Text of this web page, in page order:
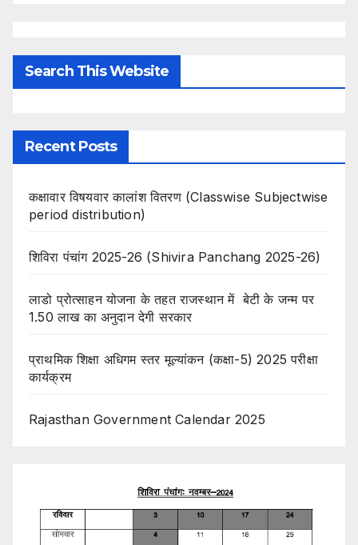
Search This Website
Recent Posts
कक्षावार विषयवार कालांश वितरण (Classwise Subjectwise
period distribution)
शिविरा पंचांग 2025-26 (Shivira Panchang 2025-26)
लाडो प्रोत्साहन योजना के तहत राजस्थान में बेटी के जन्म पर
1.50 लाख का अनुदान देगी सरकार
प्राथमिक शिक्षा अधिगम स्तर मूल्यांकन (कक्षा-5) 2025 परीक्षा
कार्यक्रम
Rajasthan Government Calendar 2025